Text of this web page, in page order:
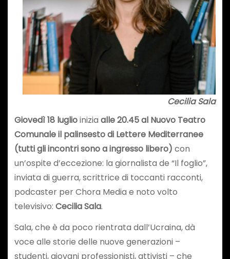
Cecilia Sala
Giovedì 18 luglioinizia alle 20.45 al Nuovo Teatro
Comunale il palinsesto di Lettere Mediterranee
(tutti gli incontri sono a ingresso libero) con
un’ospite d’eccezione: la giornalista de “Il foglio”,
inviata di guerra, scrittrice di toccanti racconti,
podcaster per Chora Media e noto volto
televisivo: Cecilia Sala.
Sala, che è da poco rientrata dall’Ucraina, dà
voce alle storie delle nuove generazioni –
studenti, giovani professionisti, attivisti – che